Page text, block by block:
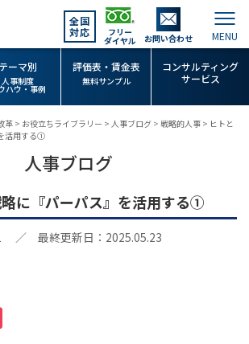
全国
対応
フリー
ダイヤル お問い合わせ
テーマ別
人事制度
ハウ・事例
評価表・賃金表
無料サンプル
コンサルティング
サービス
革 > お役立ちライブラリー > 人事ブログ > 戦略的人事 > ヒトと
活用する①
人事ブログ
に『パーパス』を活用する①
／ 最終更新日：2025.05.23